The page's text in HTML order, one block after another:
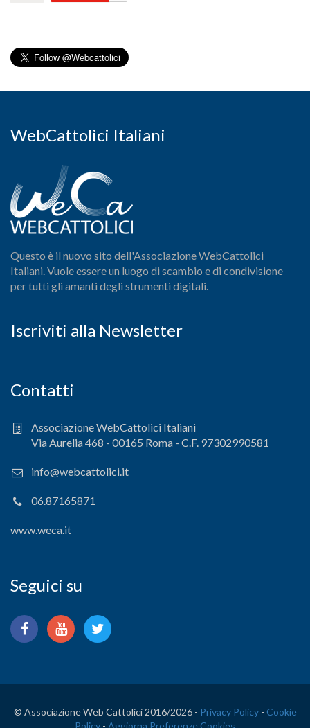
WebCattolici Italiani
Questo è il nuovo sito dell'Associazione WebCattolici
Italiani. Vuole essere un luogo di scambio e di condivisione
per tutti gli amanti degli strumenti digitali.
Iscriviti alla Newsletter
Contatti
Associazione WebCattolici Italiani
Via Aurelia 468 - 00165 Roma - C.F. 97302990581
info@webcattolici.it
06.87165871
www.weca.it
Seguici su
© Associazione Web Cattolici 2016/2026 - Privacy Policy- Cookie
Policy - Aggiorna Preferenze Cookies